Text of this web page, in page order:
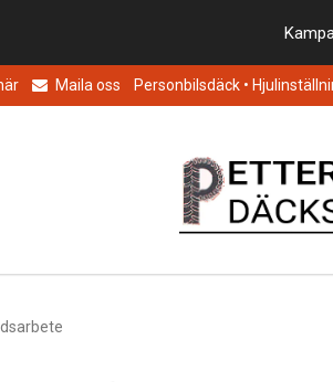
Maila oss Personbilsdäck •